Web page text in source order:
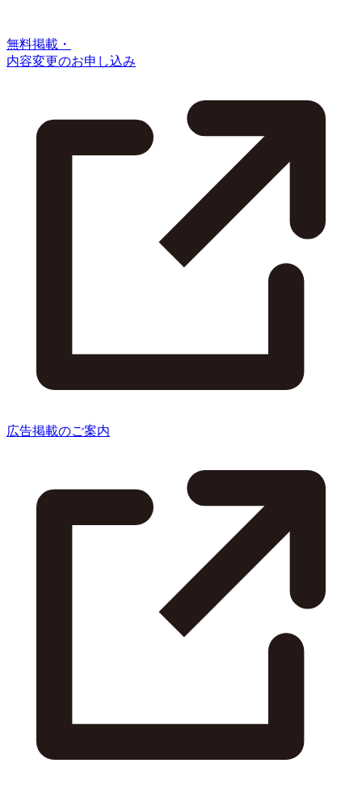
無料掲載・
内容変更のお申し込み
広告掲載のご案内